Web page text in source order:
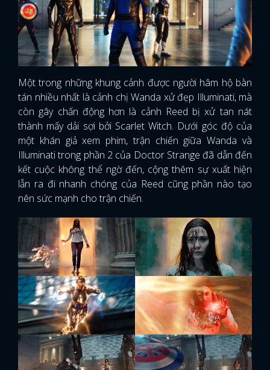
Một trong những khung cảnh được người hâm hộ bàn
tán nhiều nhất là cảnh chị Wanda xử đẹp Illuminati, mà
còn gây chấn động hơn là cảnh Reed bị xử tan nát
thành mấy dải sợi bởi Scarlet Witch. Dưới góc độ của
một khán giả xem phim, trận chiến giữa Wanda và
Illuminati trong phần 2 của Doctor Strange đã dẫn đến
kết cuộc không thể ngờ đến, cộng thêm sự xuất hiện
lẫn ra đi nhanh chóng của Reed cũng phần nào tạo
nên sức mạnh cho trận chiến.